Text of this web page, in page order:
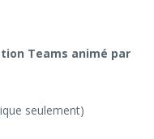
Teams animé par
seulement)